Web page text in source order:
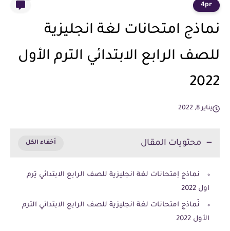
4pr
نماذج امتحانات لغة انجليزية
للصف الرابع الابتدائي الترم الأول
2022
يناير 8, 2022
محتويات المقال
نماذج إمتحانات لغة انجليزية للصف الرابع الابتدائي تِرم
اول 2022
نَماذج امتحانات لغة انجليزية للصف الرابع الابتدائي الترم
الأول 2022